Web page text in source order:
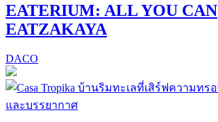
EATERIUM: ALL YOU CAN
EATZAKAYA
DACO